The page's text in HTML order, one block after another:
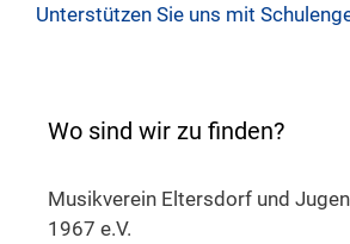
Unterstützen Sie uns mit
Wo sind wir zu finden?
Musikverein Eltersdorf und
1967 e.V.